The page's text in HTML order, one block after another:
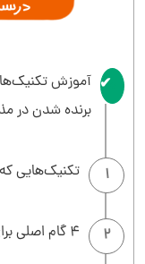
0
آموزش
برنده شدن در
1 تکنیک‌هایی
2 4 گام اصلی برای به موفقیت رساندن مذاکره فروش